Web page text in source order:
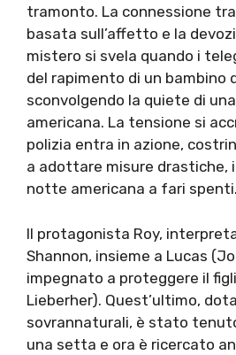
tramonto. La connessione
basata sull’affetto e la
mistero si svela quando i
del rapimento di un bambino
sconvolgendo la quiete di
americana. La tensione si
polizia entra in azione,
a adottare misure drastiche,
notte americana a fari spenti.
Il protagonista Roy,
Shannon, insieme a Lucas
impegnato a proteggere il
Lieberher). Quest’ultimo,
sovrannaturali, è stato
una setta e ora è ricercato